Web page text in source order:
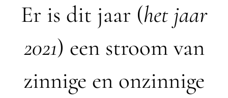
Er is dit jaar (het jaar
2021) een stroom van
zinnige en onzinnige